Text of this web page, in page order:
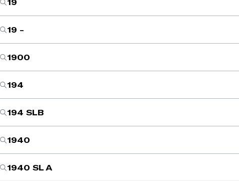
19 -
1900
194
194 SLB
1940
1940 SL A